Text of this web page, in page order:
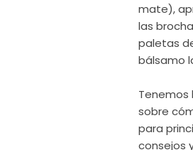
mate),
las
paletas
bálsamo
Tenemos
sobre
para
consejos